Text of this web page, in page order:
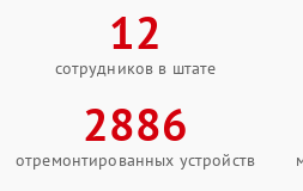
12
сотрудников в штате
2886
отремонтированных устройств